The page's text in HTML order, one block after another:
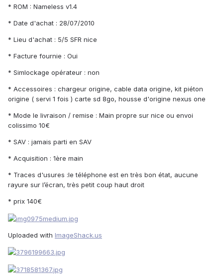
* ROM : Nameless v1.4
* Date d'achat : 28/07/2010
* Lieu d'achat : 5/5 SFR nice
* Facture fournie : Oui
* Simlockage opérateur : non
* Accessoires : chargeur origine, cable data origine, kit piéton
origine ( servi 1 fois ) carte sd 8go, housse d'origine nexus one
* Mode le livraison / remise : Main propre sur nice ou envoi
colissimo 10€
* SAV : jamais parti en SAV
* Acquisition : 1ère main
* Traces d'usures :le téléphone est en très bon état, aucune
rayure sur l’écran, très petit coup haut droit
* prix 140€
Uploaded with ImageShack.us